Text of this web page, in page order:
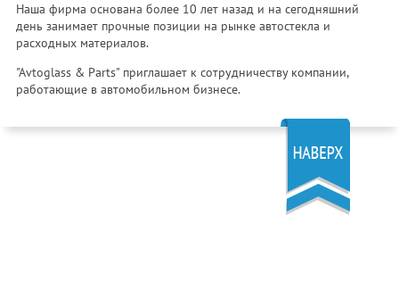
Наша фирма основана более 10 лет назад и на сегодняшний
день занимает прочные позиции на рынке автостекла и
расходных материалов.
"Avtoglass & Parts" приглашает к сотрудничеству компании,
работающие в автомобильном бизнесе.